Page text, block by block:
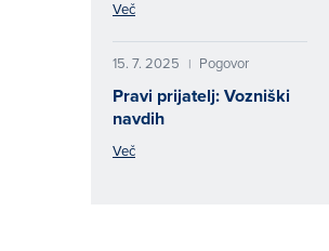
Več
15. 7. 2025 | Pogovor
Pravi prijatelj: Vozniški
navdih
Več